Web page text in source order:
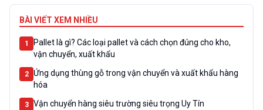
BÀI VIẾT XEM NHIỀU
1
Pallet là gì? Các loại pallet và cách chọn đúng cho kho,
vận chuyển, xuất khẩu
2
Ứng dụng thùng gỗ trong vận chuyển và xuất khẩu hàng
hóa
3 Vận chuyển hàng siêu trường siêu trọng Uy Tín